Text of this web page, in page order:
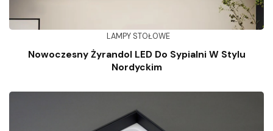
LAMPY STOŁOWE
Nowoczesny Żyrandol LED Do Sypialni W Stylu
Nordyckim